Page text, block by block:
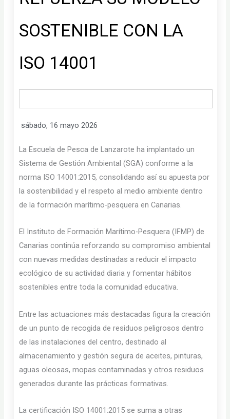
SOSTENIBLE CON LA
ISO 14001
sábado, 16 mayo 2026
La Escuela de Pesca de Lanzarote ha implantado un
Sistema de Gestión Ambiental (SGA) conforme a la
norma ISO 14001:2015, consolidando así su apuesta por
la sostenibilidad y el respeto al medio ambiente dentro
de la formación marítimo-pesquera en Canarias.
El Instituto de Formación Marítimo-Pesquera (IFMP) de
Canarias continúa reforzando su compromiso ambiental
con nuevas medidas destinadas a reducir el impacto
ecológico de su actividad diaria y fomentar hábitos
sostenibles entre toda la comunidad educativa.
Entre las actuaciones más destacadas figura la creación
de un punto de recogida de residuos peligrosos dentro
de las instalaciones del centro, destinado al
almacenamiento y gestión segura de aceites, pinturas,
aguas oleosas, mopas contaminadas y otros residuos
generados durante las prácticas formativas.
La certificación ISO 14001:2015 se suma a otras